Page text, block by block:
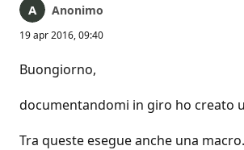
Anonimo
19 apr 2016, 09:40
Buongiorno,
documentandomi in giro ho creato
Tra queste esegue anche una macro.